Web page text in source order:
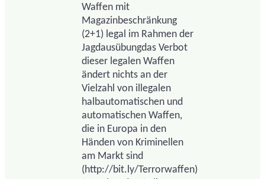
Waffen mit
Magazinbeschränkung
(2+1) legal im Rahmen der
Jagdausübungdas Verbot
dieser legalen Waffen
ändert nichts an der
Vielzahl von illegalen
halbautomatischen und
automatischen Waffen,
die in Europa in den
Händen von Kriminellen
am Markt sind
(http://bit.ly/Terrorwaffen)